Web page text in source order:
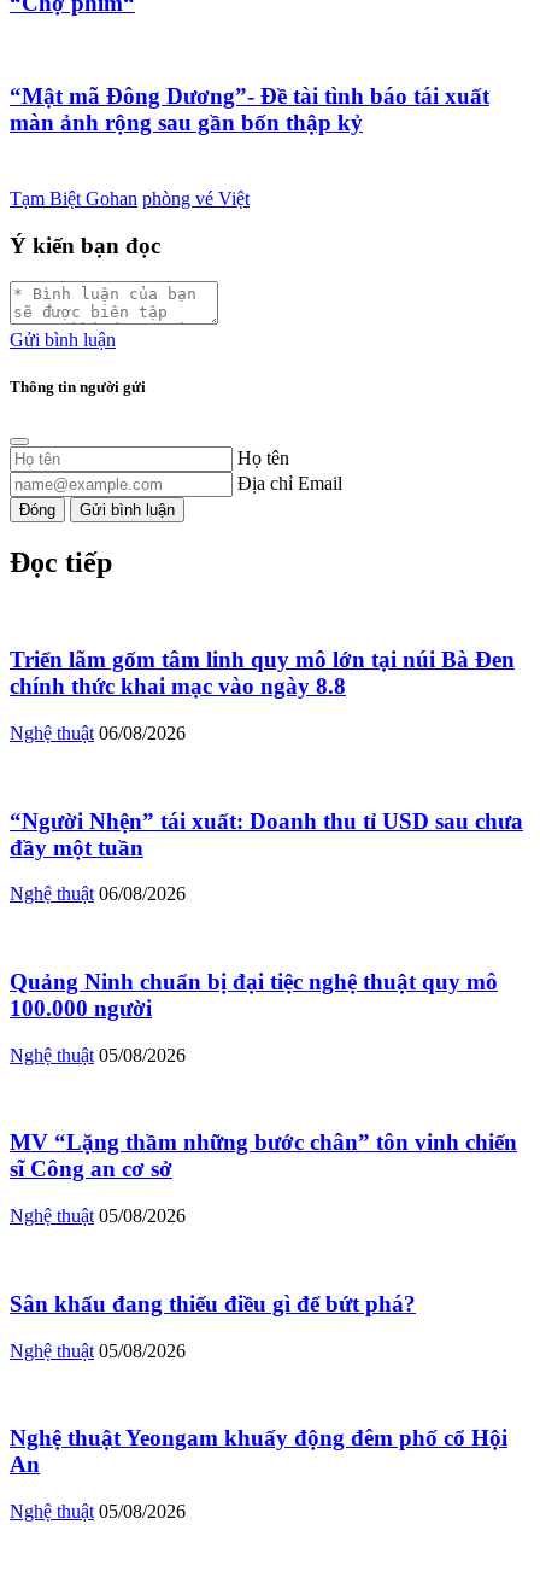
“Mật mã Đông Dương”- Đề tài tình báo tái xuất
màn ảnh rộng sau gần bốn thập kỷ
Tạm Biệt Gohan phòng vé Việt
Ý kiến bạn đọc
Gửi bình luận
Thông tin người gửi
Họ tên
Địa chỉ Email
Đóng Gửi bình luận
Đọc tiếp
Triển lãm gốm tâm linh quy mô lớn tại núi Bà Đen
chính thức khai mạc vào ngày 8.8
Nghệ thuật 06/08/2026
“Người Nhện” tái xuất: Doanh thu tỉ USD sau chưa
đầy một tuần
Nghệ thuật 06/08/2026
Quảng Ninh chuẩn bị đại tiệc nghệ thuật quy mô
100.000 người
Nghệ thuật 05/08/2026
MV “Lặng thầm những bước chân” tôn vinh chiến
sĩ Công an cơ sở
Nghệ thuật 05/08/2026
Sân khấu đang thiếu điều gì để bứt phá?
Nghệ thuật 05/08/2026
Nghệ thuật Yeongam khuấy động đêm phố cổ Hội
An
Nghệ thuật 05/08/2026